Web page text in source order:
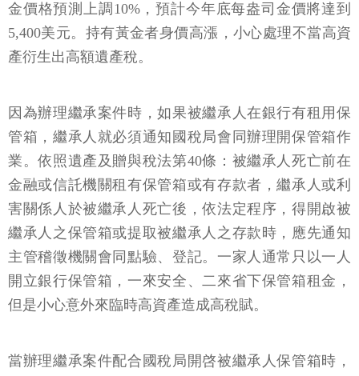
金價格預測上調10%，預計今年底每盎司金價將達到
5,400美元。持有黃金者身價高漲，小心處理不當高資
產衍生出高額遺產稅。
因為辦理繼承案件時，如果被繼承人在銀行有租用保
管箱，繼承人就必須通知國稅局會同辦理開保管箱作
業。依照遺產及贈與稅法第40條：被繼承人死亡前在
金融或信託機關租有保管箱或有存款者，繼承人或利
害關係人於被繼承人死亡後，依法定程序，得開啟被
繼承人之保管箱或提取被繼承人之存款時，應先通知
主管稽徵機關會同點驗、登記。一家人通常只以一人
開立銀行保管箱，一來安全、二來省下保管箱租金，
但是小心意外來臨時高資產造成高稅賦。
當辦理繼承案件配合國稅局開啓被繼承人保管箱時，